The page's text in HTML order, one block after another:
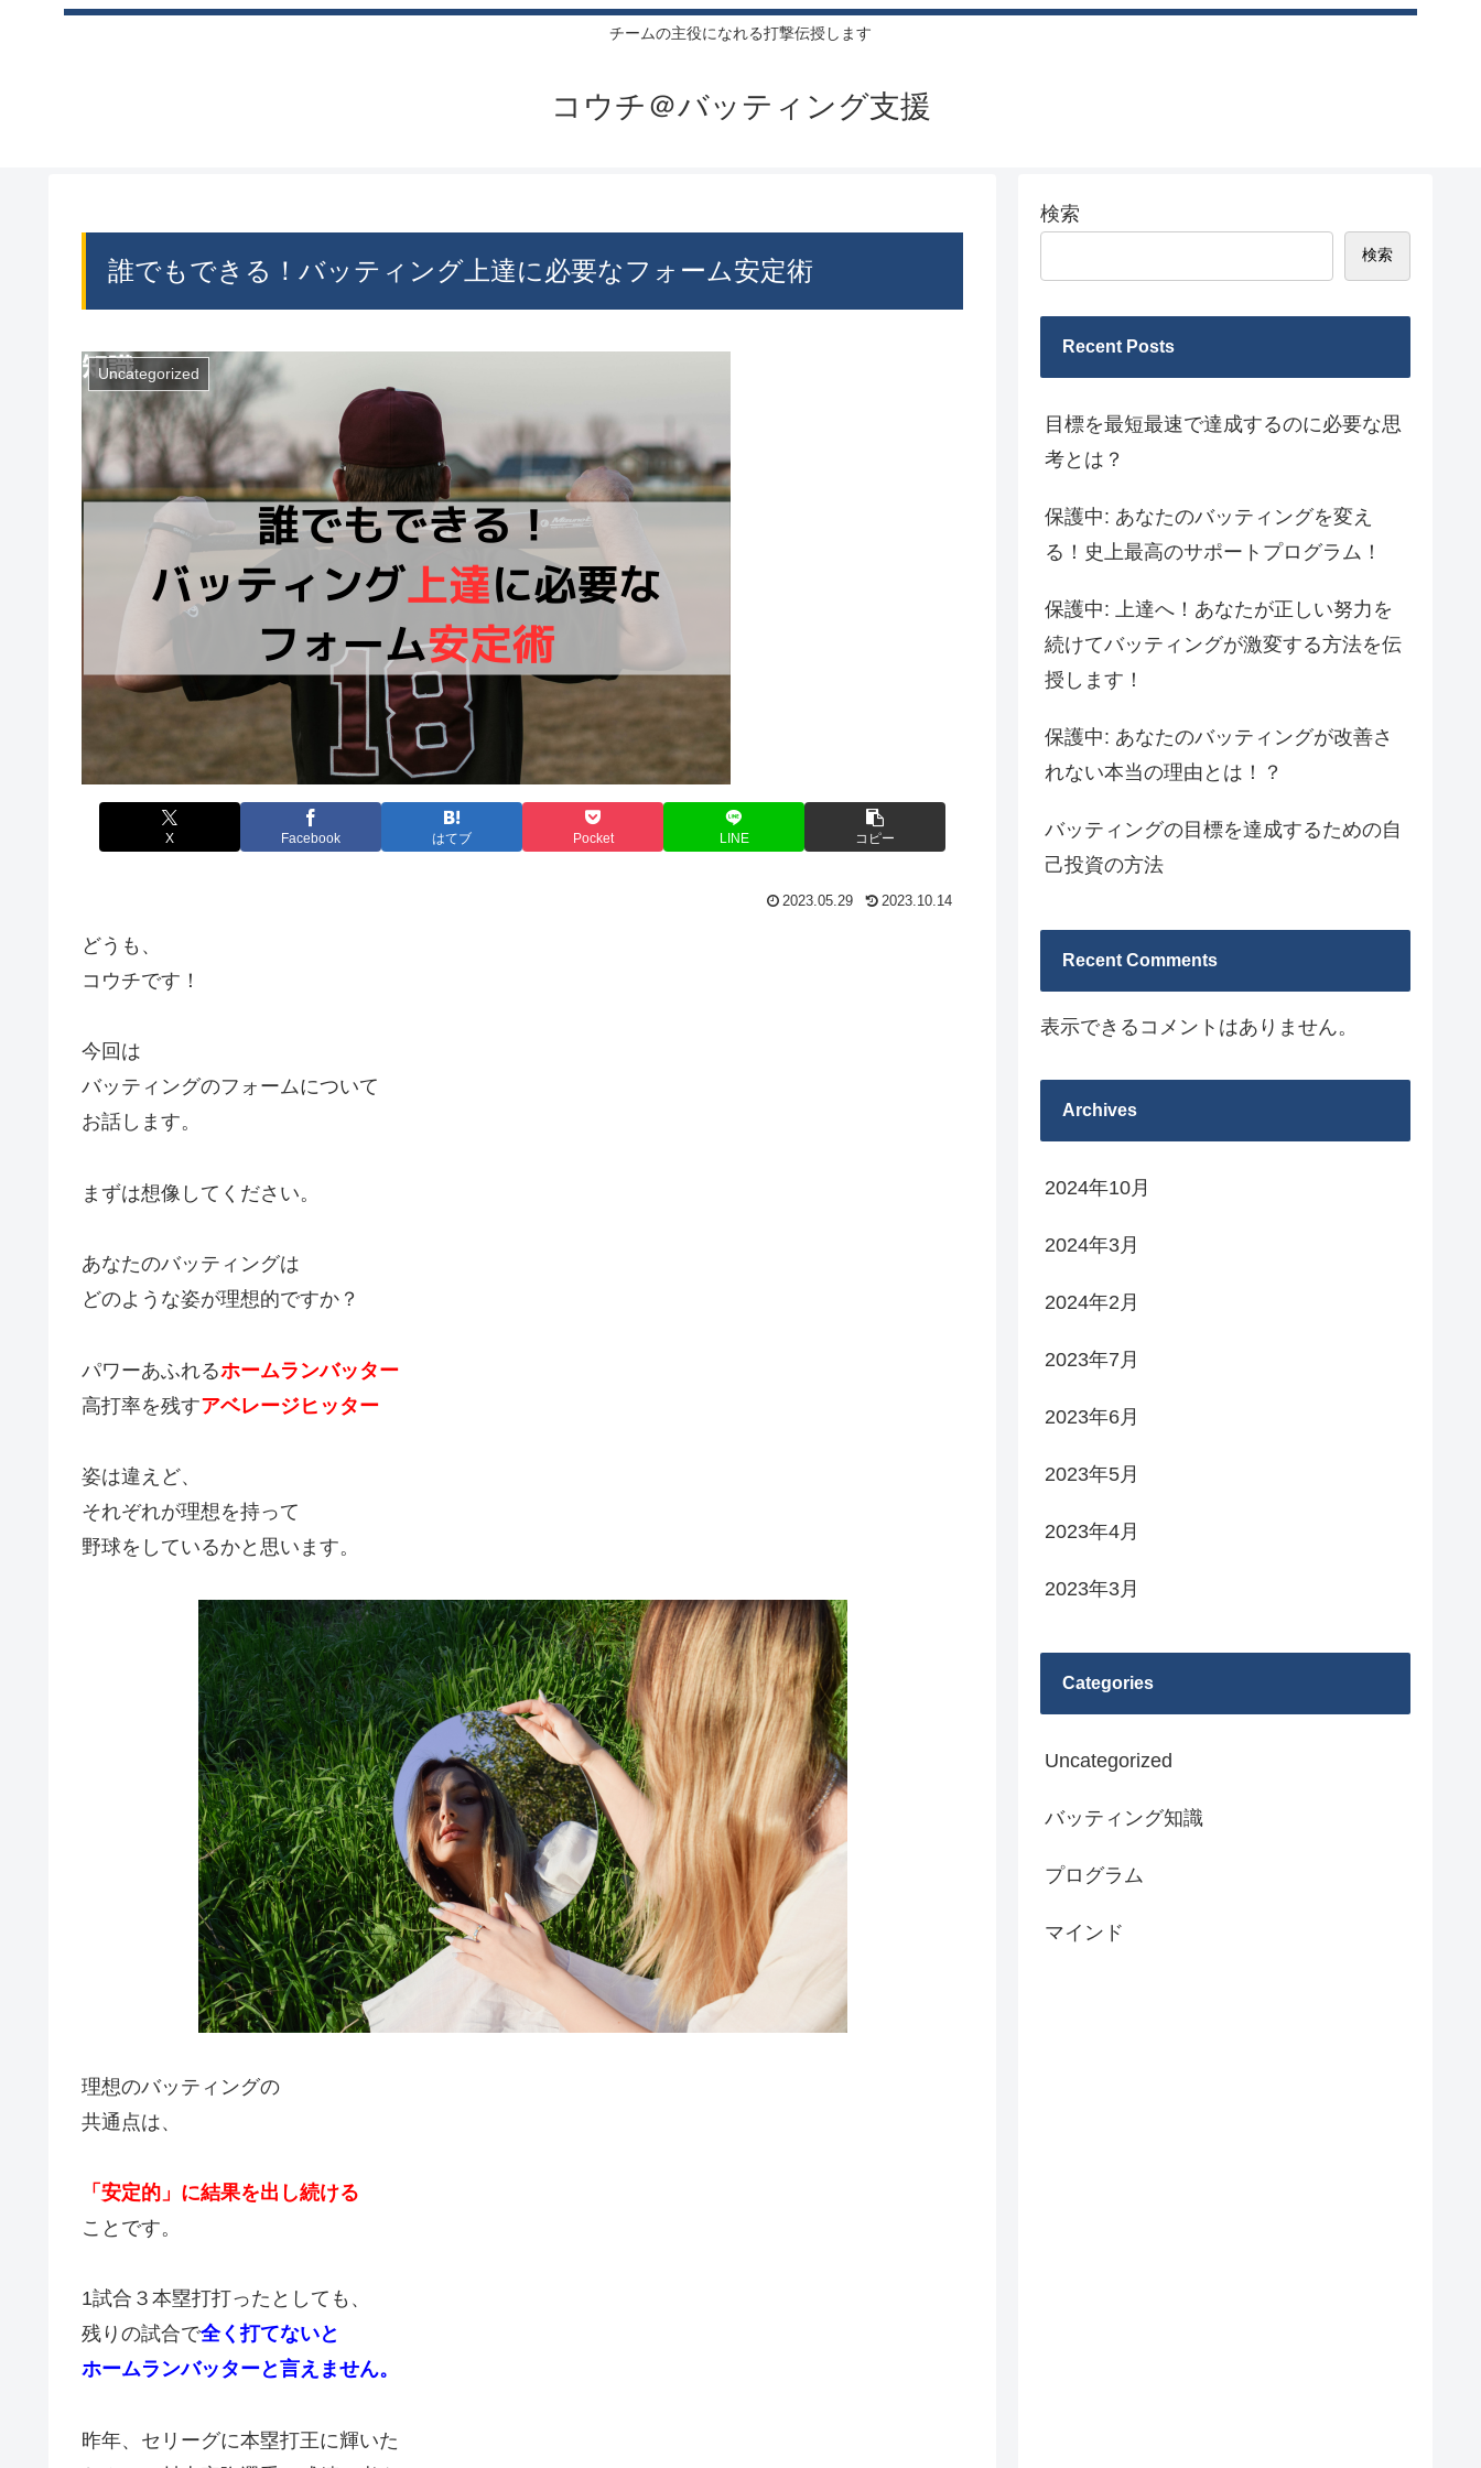
チームの主役になれる打撃伝授します
コウチ＠バッティング支援
誰でもできる！バッティング上達に必要なフォーム安定術
Uncategorized
X Facebook はてブ Pocket LINE コピー
2023.05.29 2023.10.14
どうも、
コウチです！
今回は
バッティングのフォームについて
お話します。
まずは想像してください。
あなたのバッティングは
どのような姿が理想的ですか？
パワーあふれるホームランバッター
高打率を残すアベレージヒッター
姿は違えど、
それぞれが理想を持って
野球をしているかと思います。
理想のバッティングの
共通点は、
「安定的」に結果を出し続ける
ことです。
1試合３本塁打打ったとしても、
残りの試合で全く打てないと
ホームランバッターと言えません。
昨年、セリーグに本塁打王に輝いた
検索
検索
Recent Posts
目標を最短最速で達成するのに必要な思
考とは？
保護中: あなたのバッティングを変え
る！史上最高のサポートプログラム！
保護中: 上達へ！あなたが正しい努力を
続けてバッティングが激変する方法を伝
授します！
保護中: あなたのバッティングが改善さ
れない本当の理由とは！？
バッティングの目標を達成するための自
己投資の方法
Recent Comments
表示できるコメントはありません。
Archives
2024年10月
2024年3月
2024年2月
2023年7月
2023年6月
2023年5月
2023年4月
2023年3月
Categories
Uncategorized
バッティング知識
プログラム
マインド